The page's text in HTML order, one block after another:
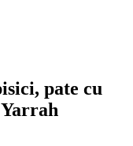
pate cu